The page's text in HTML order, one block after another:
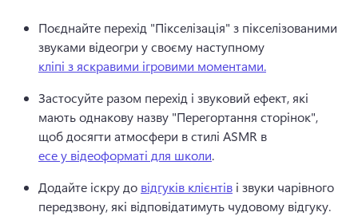
Поєднайте перехід "Пікселізація" з пікселізованими
звуками відеогри у своєму наступному
кліпі з яскравими ігровими моментами.
Застосуйте разом перехід і звуковий ефект, які
мають однакову назву "Перегортання сторінок",
щоб досягти атмосфери в стилі ASMR в
есе у відеоформаті для школи.
Додайте іскру до відгуків клієнтів і звуки чарівного
передзвону, які відповідатимуть чудовому відгуку.